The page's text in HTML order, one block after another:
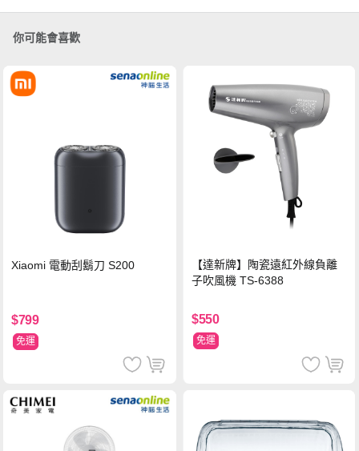
你可能會喜歡
Xiaomi 電動刮鬍刀 S200
$799
免運
【達新牌】陶瓷遠紅外線負離
子吹風機 TS-6388
$550
免運